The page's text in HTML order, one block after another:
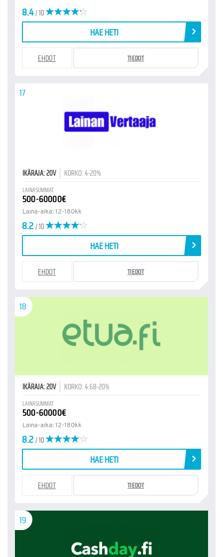
8.4/ 10
HAE HETI
EHDOT TIEDOT
17
IKÄRAJA: 20V KORKO: 4-20%
LAINASUMMAT
500-60000€
Laina-aika: 12-180kk
8.2/ 10
HAE HETI
EHDOT TIEDOT
18
IKÄRAJA: 20V KORKO: 4.68-20%
LAINASUMMAT
500-60000€
Laina-aika: 12-180kk
8.2/ 10
HAE HETI
EHDOT TIEDOT
19